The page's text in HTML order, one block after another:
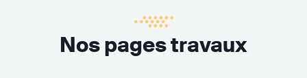
Nos pages travaux